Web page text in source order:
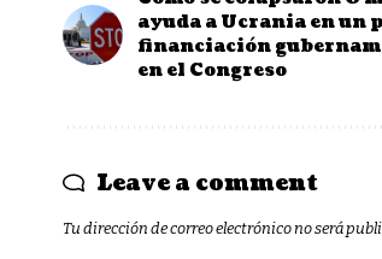
ayuda a Ucrania en un
financiación
en el Congreso
Leave a comment
Tu dirección de correo electrónico no será